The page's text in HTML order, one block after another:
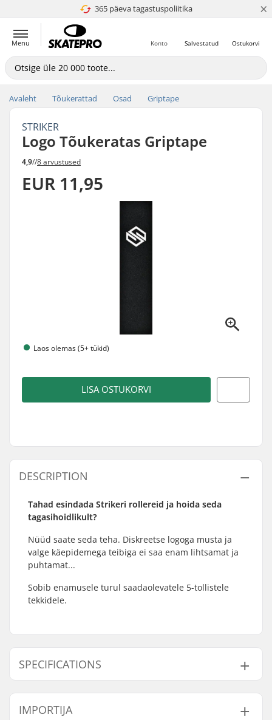
365 päeva tagastuspoliitika
4.8 paljaks 5 ×
Menu Ostukorvi
Salvestatud
Konto
Avaleht Tõukerattad Osad Griptape
STRIKER
Logo Tõukeratas Griptape
4,9//8 arvustused
EUR 11,95
Laos olemas (5+ tükid)
LISA OSTUKORVI
DESCRIPTION
Tahad esindada Strikeri rollereid ja hoida seda
tagasihoidlikult?
Nüüd saate seda teha. Diskreetse logoga musta ja
valge käepidemega teibiga ei saa enam lihtsamat ja
puhtamat...
Sobib enamusele turul saadaolevatele 5-tollistele
tekkidele.
SPECIFICATIONS
Length:
55.9cm (22")
Width:
IMPORTIJA